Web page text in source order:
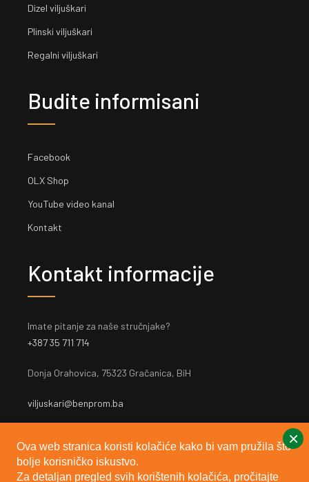
Dizel viljuškari
Plinski viljuškari
Regalni viljuškari
Budite informisani
Facebook
OLX Shop
YouTube video kanal
Kontakt
Kontakt informacije
Imate pitanje za naše stručnjake?
+387 35 711 714
Donja Orahovica, 75323 Gračanica, BiH
viljuskari@benprom.ba
×
Ova web stranica koristi kolačiće kako bi vam pružila što
bolje korisničko iskustvo.
Za detaljan pregled svih korištenih kolačića, pročitajte